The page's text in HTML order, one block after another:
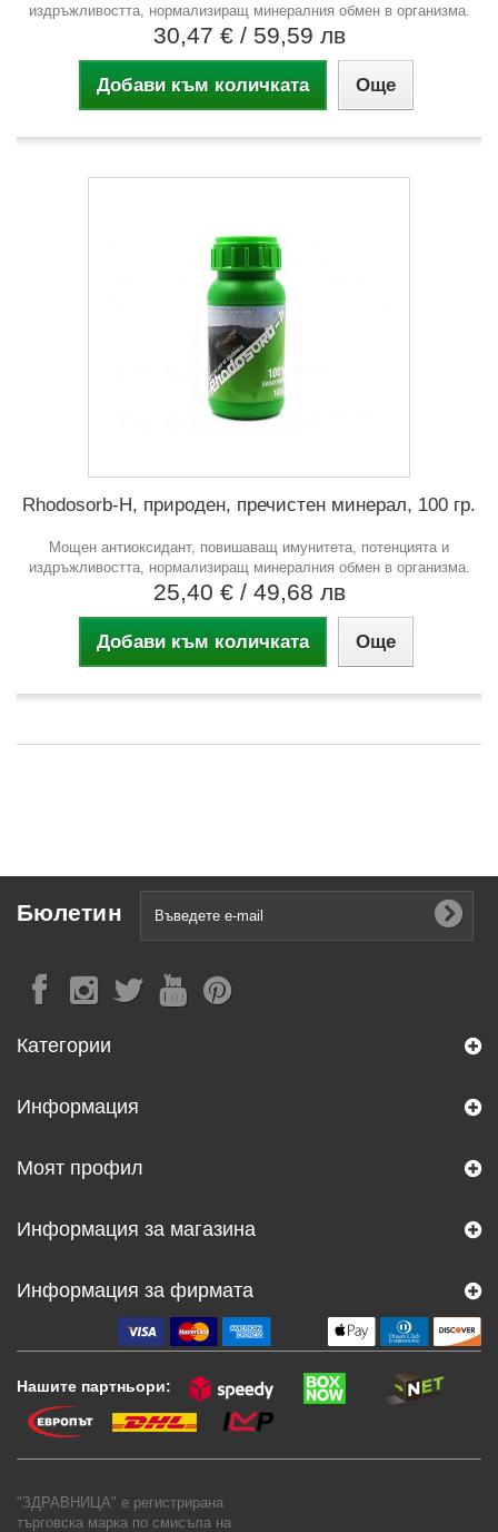
издръжливостта, нормализиращ минералния обмен в организма.
30,47 € / 59,59 лв
Добави към количката Още
Rhodosorb-H, природен, пречистен минерал, 100 гр.
Mощен антиоксидант, повишаващ имунитета, потенцията и
издръжливостта, нормализиращ минералния обмен в организма.
25,40 € / 49,68 лв
Добави към количката Още
Бюлетин
Категории
Информация
Моят профил
Информация за магазина
Информация за фирмата
Нашите партньори:
"ЗДРАВНИЦА" е регистрирана
търговска марка по смисъла на